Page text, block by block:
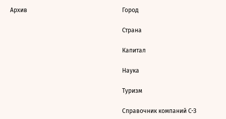
Архив Город
Страна
Капитал
Наука
Туризм
Справочник компаний С-З